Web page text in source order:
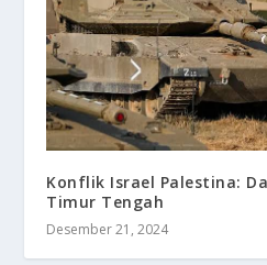
Konflik Israel Palestina:
Timur Tengah
Desember 21, 2024